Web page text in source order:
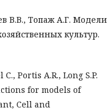
В.В., Топаж А.Г. Модели
культур.
Portis A.R., Long S.P.
for models of
Cell and